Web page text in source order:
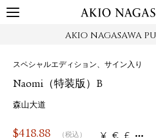
AKIO NAGASAWA
スペシャルエディション、サイン入り
Naomi（特装版）B
森山大道
$418.88 （税込） ¥ € £
TOP
ONLINE